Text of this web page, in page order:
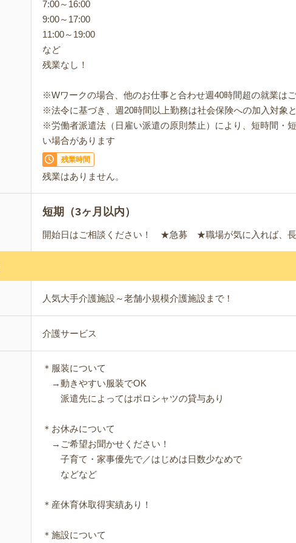
7:00～16:00
9:00～17:00
11:00～19:00
など
残業なし！
※Wワークの場合、他のお仕事と合わせ週40時間超の就業は
※法令に基づき、週20時間以上勤務は社会保険への加入対象
※労働者派遣法（日雇い派遣の原則禁止）により、短時間・
い場合があります
残業時間
残業はありません。
短期（3ヶ月以内）
開始日はご相談ください！ ★急募 ★職場が気に入れば、長
人気大手介護施設～老舗小規模介護施設まで！
介護サービス
＊服装について
→動きやすい服装でOK
派遣先によってはポロシャツの貸与あり
＊お休みについて
→ご希望お聞かせください！
子育て・家事優先で／はじめは日数少なめで
などなど
＊産休育休取得実績あり！
＊施設について